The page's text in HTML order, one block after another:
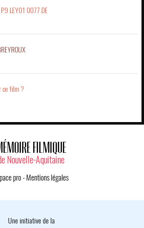
LEY01 0077 DE
ce film ?
FILMIQUE
Nouvelle-Aquitaine
pro- Mentions légales
Une initiative de la